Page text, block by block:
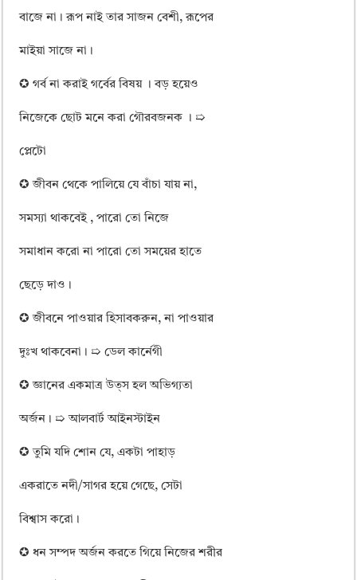
বাজে না। রূপ নাই তার সাজন বেশী, রূপের
মাইয়া সাজে না।
✪ গর্ব না করাই গর্বের বিষয় । বড় হয়েও
নিজেকে ছোট মনে করা গৌরবজনক । ➯
প্লেটো
✪ জীবন থেকে পালিয়ে যে বাঁচা যায় না,
সমস্যা থাকবেই , পারো তো নিজে
সমাধান করো না পারো তো সময়ের হাতে
ছেড়ে দাও।
✪ জীবনে পাওয়ার হিসাবকরুন, না পাওয়ার
দুঃখ থাকবেনা। ➯ ডেল কার্নেগী
✪ জ্ঞানের একমাত্র উত্স হল অভিগ্যতা
অর্জন। ➯ আলবার্ট আইনস্টাইন
✪ তুমি যদি শোন যে, একটা পাহাড়
একরাতে নদী/সাগর হয়ে গেছে, সেটা
বিশ্বাস করো।
✪ ধন সম্পদ অর্জন করতে গিয়ে নিজের শরীর